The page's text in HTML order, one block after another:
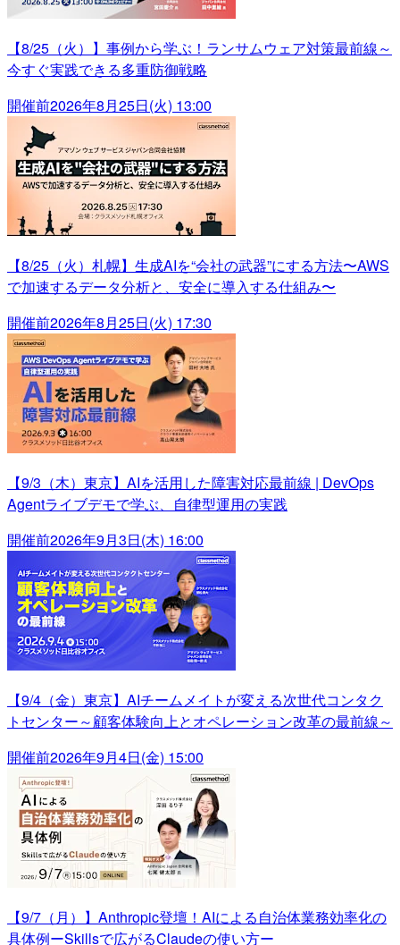
【8/25（火）】事例から学ぶ！ランサムウェア対策最前線～
今すぐ実践できる多重防御戦略
開催前2026年8月25日(火) 13:00
【8/25（火）札幌】生成AIを“会社の武器”にする方法〜AWS
で加速するデータ分析と、安全に導入する仕組み〜
開催前2026年8月25日(火) 17:30
【9/3（木）東京】AIを活用した障害対応最前線 | DevOps
Agentライブデモで学ぶ、自律型運用の実践
開催前2026年9月3日(木) 16:00
【9/4（金）東京】AIチームメイトが変える次世代コンタク
トセンター～顧客体験向上とオペレーション改革の最前線～
開催前2026年9月4日(金) 15:00
【9/7（月）】Anthropic登壇！AIによる自治体業務効率化の
具体例ーSkillsで広がるClaudeの使い方ー